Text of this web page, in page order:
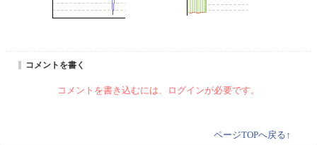
コメントを書く
コメントを書き込むには、ログインが必要です。
ページTOPへ戻る↑